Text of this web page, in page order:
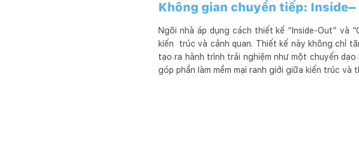
Không gian chuyển tiếp:
Ngôi nhà áp dụng cách thiết kế “Inside-Out” và
kiến trúc và cảnh quan. Thiết kế này không chỉ
tạo ra hành trình trải nghiệm như một chuyến
góp phần làm mềm mại ranh giới giữa kiến trúc và